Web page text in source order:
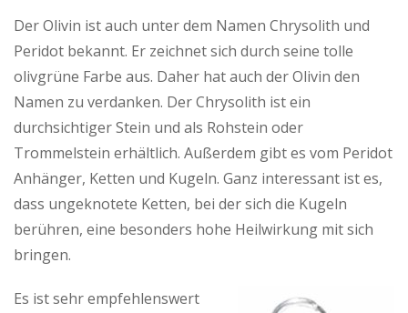
Der Olivin ist auch unter dem Namen Chrysolith und
Peridot bekannt. Er zeichnet sich durch seine tolle
olivgrüne Farbe aus. Daher hat auch der Olivin den
Namen zu verdanken. Der Chrysolith ist ein
durchsichtiger Stein und als Rohstein oder
Trommelstein erhältlich. Außerdem gibt es vom Peridot
Anhänger, Ketten und Kugeln. Ganz interessant ist es,
dass ungeknotete Ketten, bei der sich die Kugeln
berühren, eine besonders hohe Heilwirkung mit sich
bringen.
Es ist sehr empfehlenswert